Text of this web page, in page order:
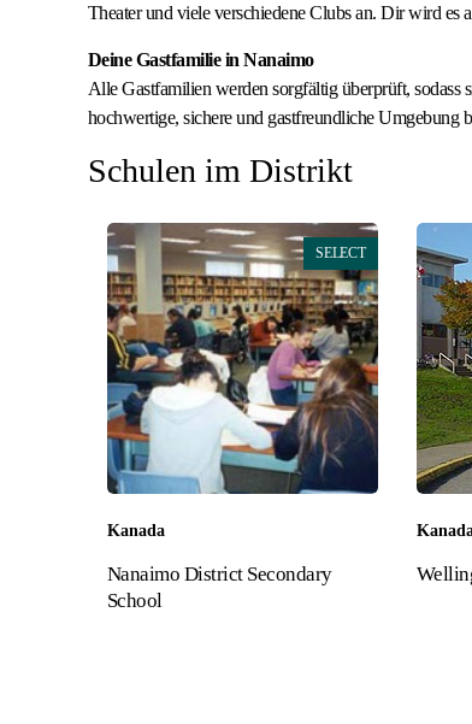
Theater und viele verschiedene Clubs an. Dir wird es
Deine Gastfamilie in Nanaimo
Alle Gastfamilien werden sorgfältig überprüft, sodass
hochwertige, sichere und gastfreundliche Umgebung
Schulen im Distrikt
SELECT
Kanada
Nanaimo District Secondary
School